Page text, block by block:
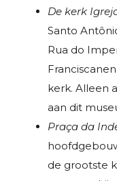
De kerk
Santo
Rua do
kerk. Alleen
aan dit
Praça da
de grootste